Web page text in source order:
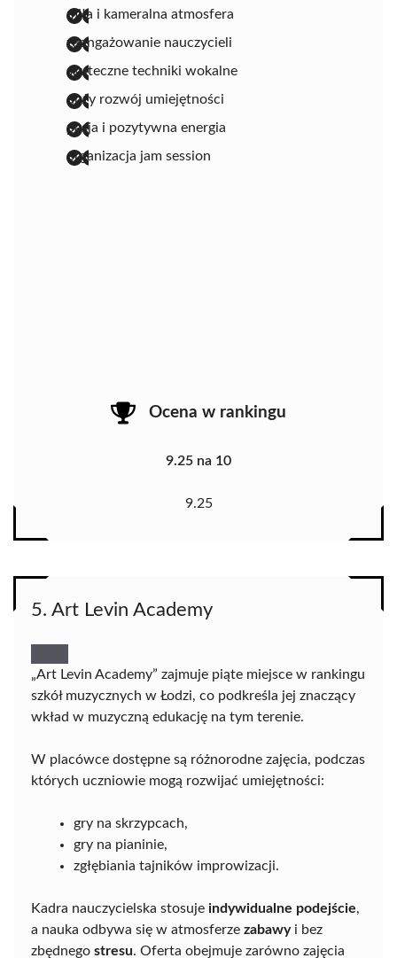
miła i kameralna atmosfera
zaangażowanie nauczycieli
skuteczne techniki wokalne
duży rozwój umiejętności
pasja i pozytywna energia
organizacja jam session
Ocena w rankingu
9.25 na 10
9.25
5. Art Levin Academy
„Art Levin Academy” zajmuje piąte miejsce w rankingu
szkół muzycznych w Łodzi, co podkreśla jej znaczący
wkład w muzyczną edukację na tym terenie.
W placówce dostępne są różnorodne zajęcia, podczas
których uczniowie mogą rozwijać umiejętności:
gry na skrzypcach,
gry na pianinie,
zgłębiania tajników improwizacji.
Kadra nauczycielska stosuje indywidualne podejście,
a nauka odbywa się w atmosferze zabawyi bez
zbędnego stresu. Oferta obejmuje zarówno zajęcia